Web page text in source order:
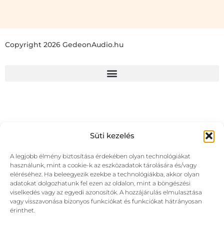
Süti kezelés
A legjobb élmény biztosítása érdekében olyan technológiákat
használunk, mint a cookie-k az eszközadatok tárolására és/vagy
eléréséhez. Ha beleegyezik ezekbe a technológiákba, akkor olyan
adatokat dolgozhatunk fel ezen az oldalon, mint a böngészési
viselkedés vagy az egyedi azonosítók. A hozzájárulás elmulasztása
vagy visszavonása bizonyos funkciókat és funkciókat hátrányosan
érinthet.
Copyright 2026 GedeonAudio.hu